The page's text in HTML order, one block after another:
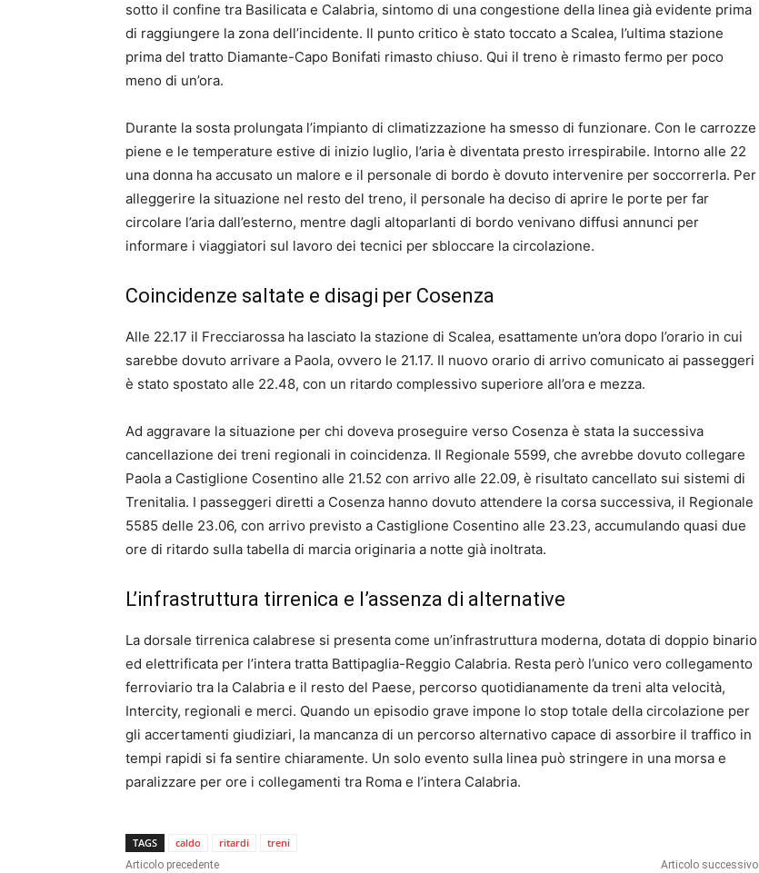
sotto il confine tra Basilicata e Calabria, sintomo di una congestione della linea già evidente prima
di raggiungere la zona dell’incidente. Il punto critico è stato toccato a Scalea, l’ultima stazione
prima del tratto Diamante-Capo Bonifati rimasto chiuso. Qui il treno è rimasto fermo per poco
meno di un’ora.
Durante la sosta prolungata l’impianto di climatizzazione ha smesso di funzionare. Con le carrozze
piene e le temperature estive di inizio luglio, l’aria è diventata presto irrespirabile. Intorno alle 22
una donna ha accusato un malore e il personale di bordo è dovuto intervenire per soccorrerla. Per
alleggerire la situazione nel resto del treno, il personale ha deciso di aprire le porte per far
circolare l’aria dall’esterno, mentre dagli altoparlanti di bordo venivano diffusi annunci per
informare i viaggiatori sul lavoro dei tecnici per sbloccare la circolazione.
Coincidenze saltate e disagi per Cosenza
Alle 22.17 il Frecciarossa ha lasciato la stazione di Scalea, esattamente un’ora dopo l’orario in cui
sarebbe dovuto arrivare a Paola, ovvero le 21.17. Il nuovo orario di arrivo comunicato ai passeggeri
è stato spostato alle 22.48, con un ritardo complessivo superiore all’ora e mezza.
Ad aggravare la situazione per chi doveva proseguire verso Cosenza è stata la successiva
cancellazione dei treni regionali in coincidenza. Il Regionale 5599, che avrebbe dovuto collegare
Paola a Castiglione Cosentino alle 21.52 con arrivo alle 22.09, è risultato cancellato sui sistemi di
Trenitalia. I passeggeri diretti a Cosenza hanno dovuto attendere la corsa successiva, il Regionale
5585 delle 23.06, con arrivo previsto a Castiglione Cosentino alle 23.23, accumulando quasi due
ore di ritardo sulla tabella di marcia originaria a notte già inoltrata.
L’infrastruttura tirrenica e l’assenza di alternative
La dorsale tirrenica calabrese si presenta come un’infrastruttura moderna, dotata di doppio binario
ed elettrificata per l’intera tratta Battipaglia-Reggio Calabria. Resta però l’unico vero collegamento
ferroviario tra la Calabria e il resto del Paese, percorso quotidianamente da treni alta velocità,
Intercity, regionali e merci. Quando un episodio grave impone lo stop totale della circolazione per
gli accertamenti giudiziari, la mancanza di un percorso alternativo capace di assorbire il traffico in
tempi rapidi si fa sentire chiaramente. Un solo evento sulla linea può stringere in una morsa e
paralizzare per ore i collegamenti tra Roma e l’intera Calabria.
TAGS caldo ritardi treni
Articolo precedente Articolo successivo